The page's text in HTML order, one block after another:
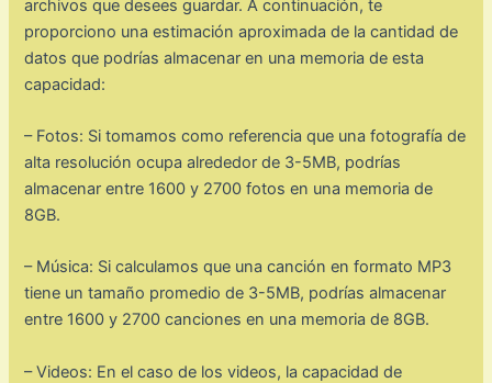
archivos que desees guardar. A continuación, te
proporciono una estimación aproximada de la cantidad de
datos que podrías almacenar en una memoria de esta
capacidad:
– Fotos: Si tomamos como referencia que una fotografía de
alta resolución ocupa alrededor de 3-5MB, podrías
almacenar entre 1600 y 2700 fotos en una memoria de
8GB.
– Música: Si calculamos que una canción en formato MP3
tiene un tamaño promedio de 3-5MB, podrías almacenar
entre 1600 y 2700 canciones en una memoria de 8GB.
– Videos: En el caso de los videos, la capacidad de